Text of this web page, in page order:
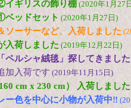
ギリスの飾り棚 (2020年1月27
ッドセット (2020年1月27日)
ソーサーなど、入荷しました
入荷しました (2019年12月22日)
ペルシャ絨毯」探してきまし
加入荷です (2019年11月15日)
cm x 230 cm） 入荷しました
ー色を中心に小物が入荷中‼